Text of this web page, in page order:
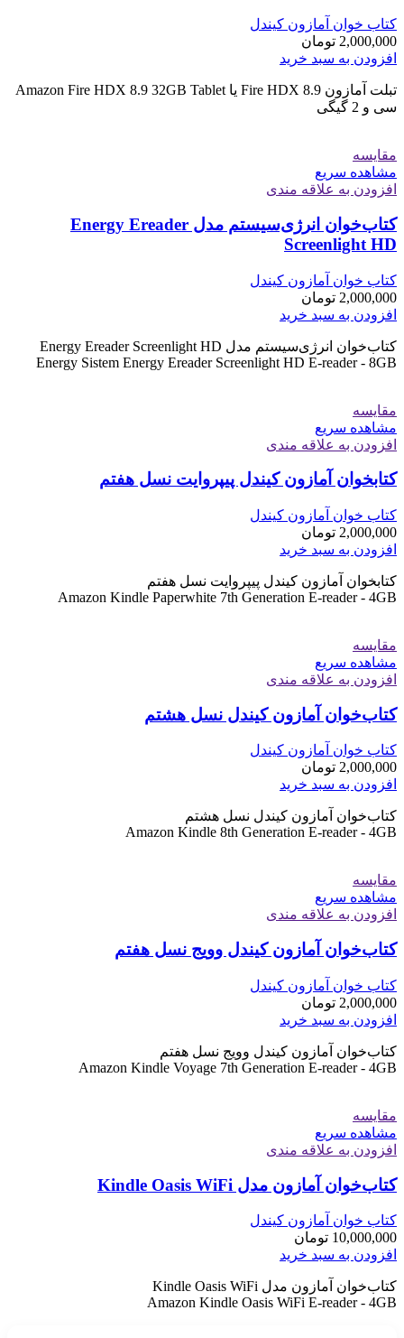
کتاب خوان آمازون کیندل
2,000,000 تومان
افزودن به سبد خرید
تبلت آمازون Fire HDX 8.9 یا Amazon Fire HDX 8.9 32GB Tablet
سی و 2 گیگی
مقایسه
مشاهده سریع
افزودن به علاقه مندی
کتاب‌خوان انرژی‌سیستم مدل Energy Ereader
Screenlight HD
کتاب خوان آمازون کیندل
2,000,000 تومان
افزودن به سبد خرید
کتاب‌خوان انرژی‌سیستم مدل Energy Ereader Screenlight HD
Energy Sistem Energy Ereader Screenlight HD E-reader - 8GB
مقایسه
مشاهده سریع
افزودن به علاقه مندی
کتابخوان آمازون کیندل پیپروایت نسل هفتم
کتاب خوان آمازون کیندل
2,000,000 تومان
افزودن به سبد خرید
کتابخوان آمازون کیندل پیپروایت نسل هفتم
Amazon Kindle Paperwhite 7th Generation E-reader - 4GB
مقایسه
مشاهده سریع
افزودن به علاقه مندی
کتاب‌خوان آمازون کیندل نسل هشتم
کتاب خوان آمازون کیندل
2,000,000 تومان
افزودن به سبد خرید
کتاب‌خوان آمازون کیندل نسل هشتم
Amazon Kindle 8th Generation E-reader - 4GB
مقایسه
مشاهده سریع
افزودن به علاقه مندی
کتاب‌خوان آمازون کیندل وویج نسل هفتم
کتاب خوان آمازون کیندل
2,000,000 تومان
افزودن به سبد خرید
کتاب‌خوان آمازون کیندل وویج نسل هفتم
Amazon Kindle Voyage 7th Generation E-reader - 4GB
مقایسه
مشاهده سریع
افزودن به علاقه مندی
کتاب‌خوان آمازون مدل Kindle Oasis WiFi
کتاب خوان آمازون کیندل
10,000,000 تومان
افزودن به سبد خرید
کتاب‌خوان آمازون مدل Kindle Oasis WiFi
Amazon Kindle Oasis WiFi E-reader - 4GB